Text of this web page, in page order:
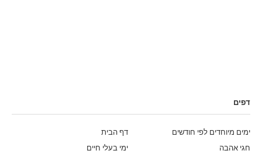
דפים
דף הבית
ימים מיוחדים לפי חודשים
ימי בעלי חיים
חגי אהבה